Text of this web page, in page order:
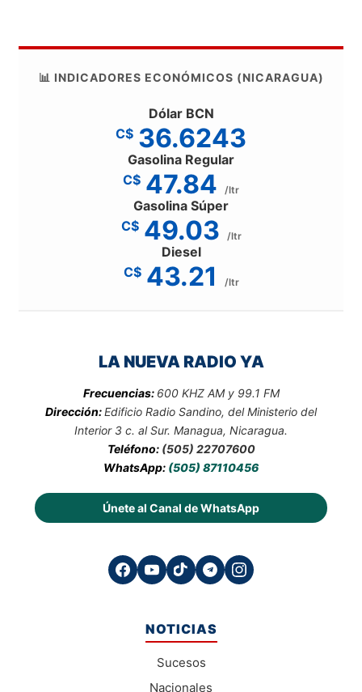
📊 INDICADORES ECONÓMICOS (NICARAGUA)
Dólar BCN
C$ 36.6243
Gasolina Regular
C$ 47.84 /ltr
Gasolina Súper
C$ 49.03 /ltr
Diesel
C$ 43.21 /ltr
LA NUEVA RADIO YA
Frecuencias: 600 KHZ AM y 99.1 FM
Dirección:Edificio Radio Sandino, del Ministerio del
Interior 3 c. al Sur. Managua, Nicaragua.
Teléfono: (505) 22707600
WhatsApp: (505) 87110456
Únete al Canal de WhatsApp
NOTICIAS
Sucesos
Nacionales